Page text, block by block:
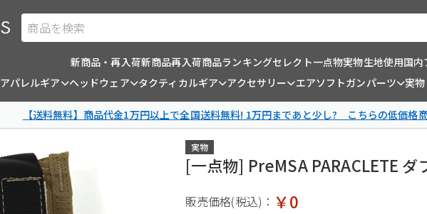
商品を検索
新商品・再入荷新商品再入荷商品ランキングセレクト一点物実物生地使用国内
アパレルギア ヘッドウェア タクティカルギア アクセサリー エアソフトガンパーツ 実
【送料無料】商品代金1万円以上で全国送料無料! 1万円まであと少し? こちらの低価格
実物
[一点物] PreMSA PARACLETE
販売価格(税込)： ￥0